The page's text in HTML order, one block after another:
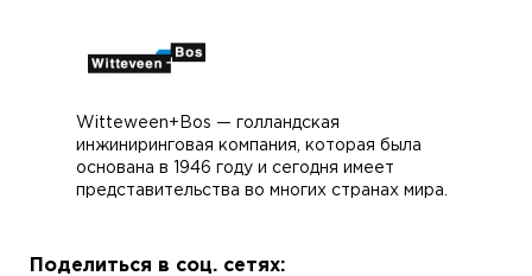
Witteween+Bos — голландская
инжиниринговая компания, которая была
основана в 1946 году и сегодня имеет
представительства во многих странах мира.
Поделиться в соц. сетях: